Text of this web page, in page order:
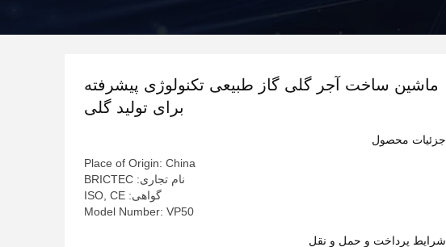
ماشین ساخت آجر گلی گاز طبیعی تکنولوژی پیشرفته
برای تولید گلی
جزئیات محصول
Place of Origin: China
نام تجاری: BRICTEC
گواهی: ISO, CE
Model Number: VP50
شرایط پرداخت و حمل و نقل